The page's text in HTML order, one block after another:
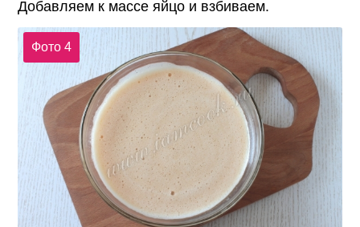
Добавляем к массе яйцо и взбиваем.
Фото 4